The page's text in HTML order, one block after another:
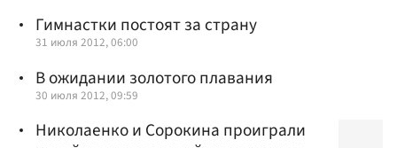
Гимнастки постоят за страну
31 июля 2012, 06:00
В ожидании золотого плавания
30 июля 2012, 09:59
Николаенко и Сорокина проиграли